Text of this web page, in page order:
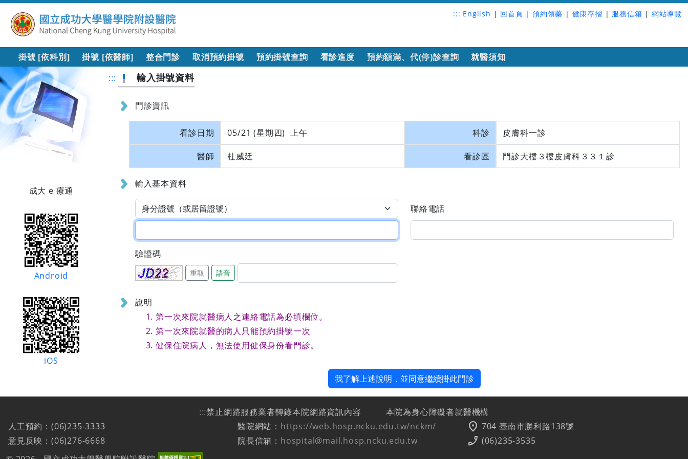
::: English | 回首頁 | 預約領藥 | 健康存摺 | 服務信箱 | 網站導覽
掛號 [依科別] 掛號 [依醫師] 整合門診 取消預約掛號 預約掛號查詢 看診進度 預約額滿、代(停)診查詢 就醫須知
成大 e 療通
Android
iOS
::: 輸入掛號資料
門診資訊
看診日期 05/21 (星期四) 上午 科診 皮膚科一診
醫師 杜威廷 看診區 門診大樓３樓皮膚科３３１診
輸入基本資料
聯絡電話
驗證碼
重取 語音
說明
第一次來院就醫病人之連絡電話為必填欄位。
第一次來院就醫的病人只能預約掛號一次
健保住院病人，無法使用健保身份看門診。
我了解上述說明，並同意繼續掛此門診
:::禁止網路服務業者轉錄本院網路資訊內容
本院為身心障礙者就醫機構
人工預約：(06)235-3333
意見反映：(06)276-6668
醫院網站： https://web.hosp.ncku.edu.tw/nckm/
院長信箱： hospital@mail.hosp.ncku.edu.tw
location_on 704 臺南市勝利路138號
phone_enabled (06)235-3535